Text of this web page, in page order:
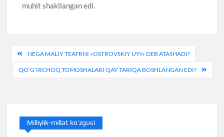
muhit shakllangan edi.
Post
menyusi
NEGA MALIY TEATRNI «OSTROVSKIY UYI» DEB ATASHADI?
QO’G’IRCHOQ TOMOSHALARI QAY TARIQA BOSHLANGAN EDI?
Milliylik-millat ko’zgusi